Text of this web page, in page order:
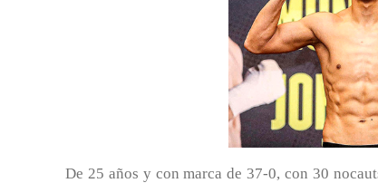
De 25 años y con marca de 37-0, con 30